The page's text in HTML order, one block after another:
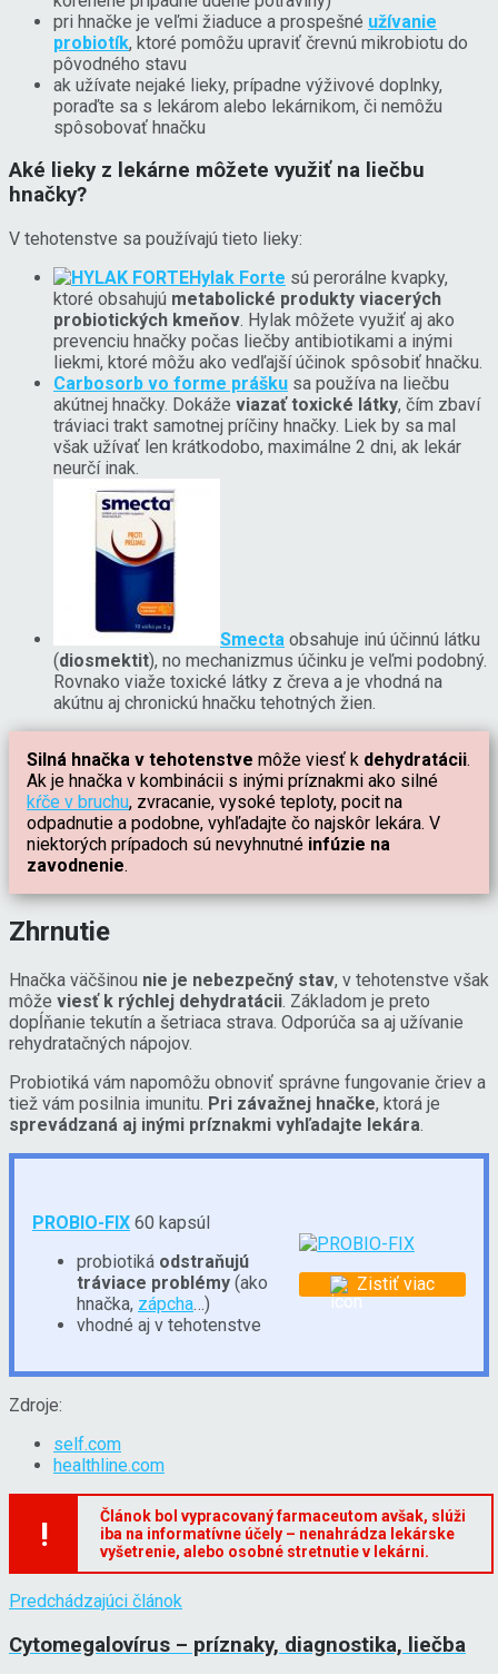
pri hnačke je veľmi žiaduce a prospešné užívanie
probiotík, ktoré pomôžu upraviť črevnú mikrobiotu do
pôvodného stavu
ak užívate nejaké lieky, prípadne výživové doplnky,
poraďte sa s lekárom alebo lekárnikom, či nemôžu
spôsobovať hnačku
Aké lieky z lekárne môžete využiť na liečbu
hnačky?
V tehotenstve sa používajú tieto lieky:
Hylak Forte sú perorálne kvapky,
ktoré obsahujú metabolické produkty viacerých
probiotických kmeňov. Hylak môžete využiť aj ako
prevenciu hnačky počas liečby antibiotikami a inými
liekmi, ktoré môžu ako vedľajší účinok spôsobiť hnačku.
Carbosorb vo forme prášku sa používa na liečbu
akútnej hnačky. Dokáže viazať toxické látky, čím zbaví
tráviaci trakt samotnej príčiny hnačky. Liek by sa mal
však užívať len krátkodobo, maximálne 2 dni, ak lekár
neurčí inak.
Smecta obsahuje inú účinnú látku
(diosmektit), no mechanizmus účinku je veľmi podobný.
Rovnako viaže toxické látky z čreva a je vhodná na
akútnu aj chronickú hnačku tehotných žien.
Silná hnačka v tehotenstve môže viesť k dehydratácii.
Ak je hnačka v kombinácii s inými príznakmi ako silné
kŕče v bruchu, zvracanie, vysoké teploty, pocit na
odpadnutie a podobne, vyhľadajte čo najskôr lekára. V
niektorých prípadoch sú nevyhnutné infúzie na
zavodnenie.
Zhrnutie
Hnačka väčšinou nie je nebezpečný stav, v tehotenstve však
môže viesť k rýchlej dehydratácii. Základom je preto
dopĺňanie tekutín a šetriaca strava. Odporúča sa aj užívanie
rehydratačných nápojov.
Probiotiká vám napomôžu obnoviť správne fungovanie čriev a
tiež vám posilnia imunitu. Pri závažnej hnačke, ktorá je
sprevádzaná aj inými príznakmi vyhľadajte lekára.
PROBIO-FIX 60 kapsúl
probiotiká odstraňujú
tráviace problémy (ako
hnačka, zápcha…)
vhodné aj v tehotenstve
Zistiť viac
Zdroje:
self.com
healthline.com
!
Článok bol vypracovaný farmaceutom avšak, slúži
iba na informatívne účely – nenahrádza lekárske
vyšetrenie, alebo osobné stretnutie v lekárni.
Predchádzajúci článok
Cytomegalovírus – príznaky, diagnostika, liečba